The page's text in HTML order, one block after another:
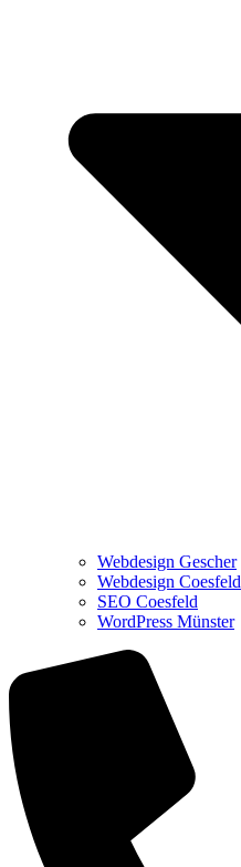
Webdesign Gescher
Webdesign Coesfeld
SEO Coesfeld
WordPress Münster